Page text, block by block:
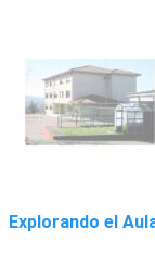
Explorando el